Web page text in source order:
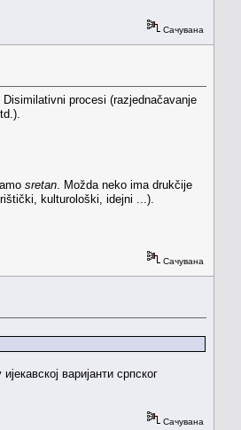
Сачувана
procesi (razjednačavanje
sretan . Možda neko ima drukčije
kulturološki, idejni ...).
Сачувана
варијанти српског
Сачувана